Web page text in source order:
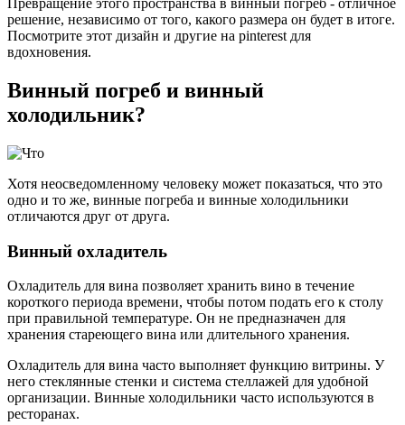
Превращение этого пространства в винный погреб - отличное
решение, независимо от того, какого размера он будет в итоге.
Посмотрите этот дизайн и другие на pinterest для
вдохновения.
Винный погреб и винный
холодильник?
Хотя неосведомленному человеку может показаться, что это
одно и то же, винные погреба и винные холодильники
отличаются друг от друга.
Винный охладитель
Охладитель для вина позволяет хранить вино в течение
короткого периода времени, чтобы потом подать его к столу
при правильной температуре. Он не предназначен для
хранения стареющего вина или длительного хранения.
Охладитель для вина часто выполняет функцию витрины. У
него стеклянные стенки и система стеллажей для удобной
организации. Винные холодильники часто используются в
ресторанах.